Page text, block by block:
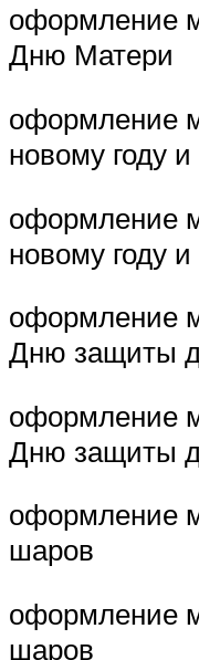
оформление
Дню Матери
оформление
новому году
оформление
новому году
оформление
Дню защиты
оформление
Дню защиты
оформление
шаров
оформление
шаров